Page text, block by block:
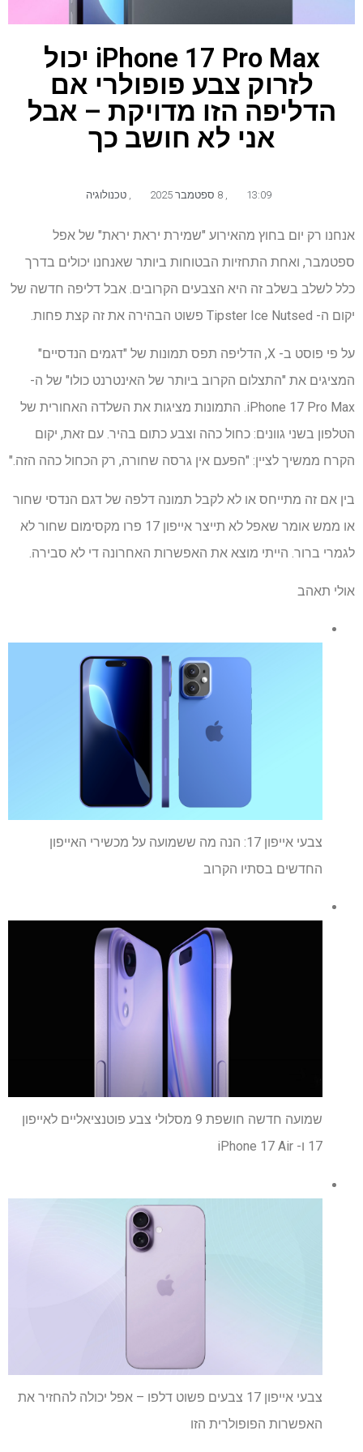
iPhone 17 Pro Max יכול
לזרוק צבע פופולרי אם
הדליפה הזו מדויקת – אבל
אני לא חושב כך
13:09 8 ספטמבר 2025 טכנולוגיה
אנחנו רק יום בחוץ מהאירוע "שמירת יראת יראת" של אפל
ספטמבר, ואחת התחזיות הבטוחות ביותר שאנחנו יכולים בדרך
כלל לשלב בשלב זה היא הצבעים הקרובים. אבל דליפה חדשה של
יקום ה- Tipster Ice Nutsed פשוט הבהירה את זה קצת פחות.
על פי פוסט ב- X, הדליפה תפס תמונות של "דגמים הנדסיים"
המציגים את "התצלום הקרוב ביותר של האינטרנט כולו" של ה-
iPhone 17 Pro Max. התמונות מציגות את השלדה האחורית של
הטלפון בשני גוונים: כחול כהה וצבע כתום בהיר. עם זאת, יקום
הקרח ממשיך לציין: "הפעם אין גרסה שחורה, רק הכחול כהה הזה."
בין אם זה מתייחס או לא לקבל תמונה דלפה של דגם הנדסי שחור
או ממש אומר שאפל לא תייצר אייפון 17 פרו מקסימום שחור לא
לגמרי ברור. הייתי מוצא את האפשרות האחרונה די לא סבירה.
אולי תאהב
צבעי אייפון 17: הנה מה ששמועה על מכשירי האייפון
החדשים בסתיו הקרוב
שמועה חדשה חושפת 9 מסלולי צבע פוטנציאליים לאייפון
17 ו- iPhone 17 Air
צבעי אייפון 17 צבעים פשוט דלפו – אפל יכולה להחזיר את
האפשרות הפופולרית הזו